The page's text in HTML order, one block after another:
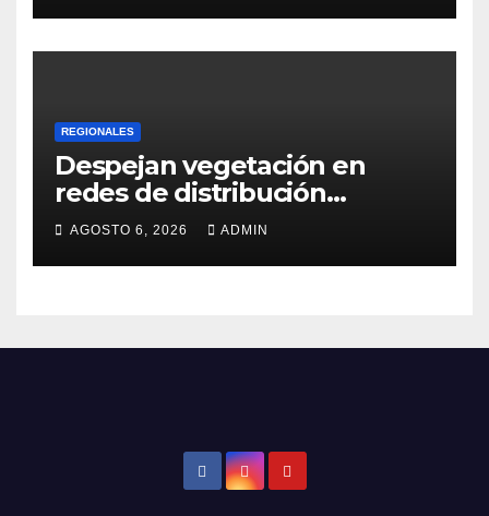
REGIONALES
Despejan vegetación en
redes de distribución
eléctrica
AGOSTO 6, 2026 ADMIN